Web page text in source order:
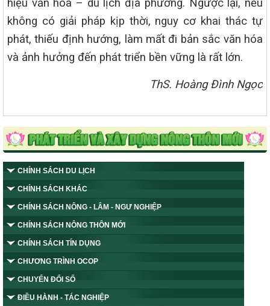
hiệu văn hóa – du lịch địa phương. Ngược lại, nếu
không có giải pháp kịp thời, nguy cơ khai thác tự
phát, thiếu định hướng, làm mất đi bản sắc văn hóa
và ảnh hưởng đến phát triển bền vững là rất lớn.
ThS. Hoàng Đình Ngọc
CHÍNH SÁCH DU LỊCH
CHÍNH SÁCH KHÁC
CHÍNH SÁCH NÔNG - LÂM - NGƯ NGHIỆP
CHÍNH SÁCH NÔNG THÔN MỚI
CHÍNH SÁCH TÍN DỤNG
CHƯƠNG TRÌNH OCOP
CHUYỂN ĐỔI SỐ
ĐIỀU HÀNH - TÁC NGHIỆP